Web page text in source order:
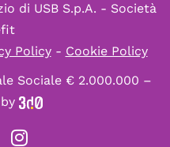
di USB S.p.A. - Società
Policy- Cookie Policy
Sociale € 2.000.000 –